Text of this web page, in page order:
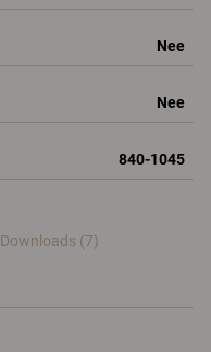
Nee
Nee
840-1045
Downloads (7)